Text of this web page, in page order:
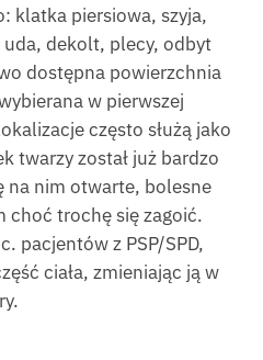
klatka piersiowa, szyja,
dekolt, plecy, odbyt
dostępna powierzchnia
w pierwszej
często służą jako
twarzy został już bardzo
na nim otwarte, bolesne
choć trochę się zagoić.
pacjentów z PSP/SPD,
ciała, zmieniając ją w